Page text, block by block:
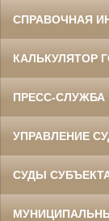
СПРАВОЧНАЯ
КАЛЬКУЛЯТОР
ПРЕСС-СЛУЖБА
УПРАВЛЕНИЕ
СУДЫ